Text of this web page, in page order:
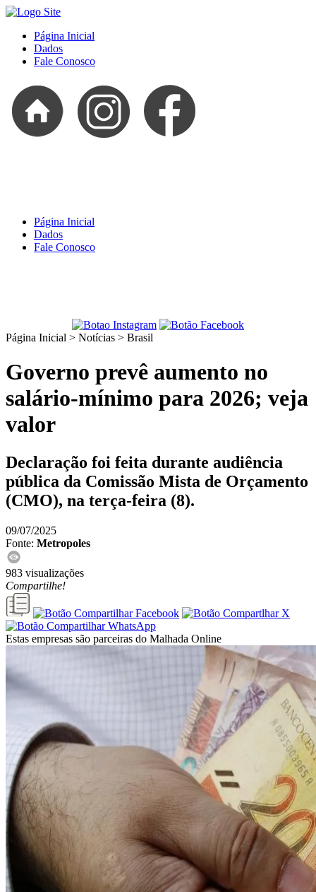
Página Inicial
Dados
Fale Conosco
Página Inicial
Dados
Fale Conosco
Página Inicial > Notícias > Brasil
Governo prevê aumento no
salário-mínimo para 2026; veja
valor
Declaração foi feita durante audiência
pública da Comissão Mista de Orçamento
(CMO), na terça-feira (8).
09/07/2025
Fonte: Metropoles
983 visualizações
Compartilhe!
Estas empresas são parceiras do Malhada Online